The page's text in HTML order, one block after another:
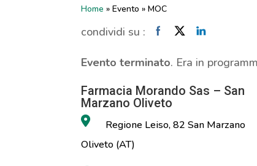
Home » Evento » MOC
condividi su :
Evento terminato. Era in
Farmacia Morando Sas – San
Marzano Oliveto
Regione Leiso, 82 San Marzano
Oliveto (AT)